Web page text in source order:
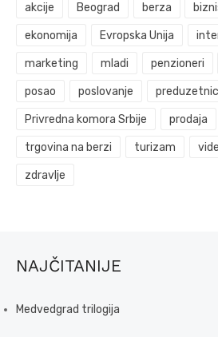
akcije Beograd berza
ekonomija Evropska Unija
marketing mladi penzioneri
posao poslovanje
Privredna komora Srbije prodaja
trgovina na berzi turizam
zdravlje
NAJČITANIJE
Medvedgrad trilogija